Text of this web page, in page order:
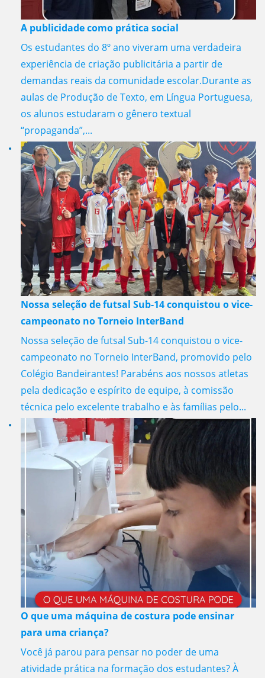
A publicidade como prática social
Os estudantes do 8º ano viveram uma verdadeira
experiência de criação publicitária a partir de
demandas reais da comunidade escolar.Durante as
aulas de Produção de Texto, em Língua Portuguesa,
os alunos estudaram o gênero textual
“propaganda”,...
Nossa seleção de futsal Sub-14 conquistou o vice-
campeonato no Torneio InterBand
Nossa seleção de futsal Sub-14 conquistou o vice-
campeonato no Torneio InterBand, promovido pelo
Colégio Bandeirantes! Parabéns aos nossos atletas
pela dedicação e espírito de equipe, à comissão
técnica pelo excelente trabalho e às famílias pelo...
O que uma máquina de costura pode ensinar
para uma criança?
Você já parou para pensar no poder de uma
atividade prática na formação dos estudantes? À